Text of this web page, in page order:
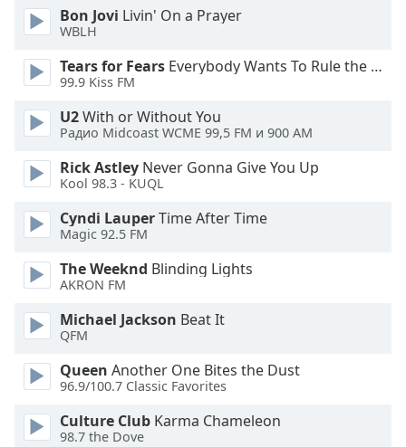
dialog
window.
cancel
and
close
window.
Text
Color
Opacity
Text
Color
Opacity
Bon Jovi Livin' On a Prayer
WBLH
Tears for Fears Everybody Wants To Rule the World
99.9 Kiss FM
U2With or Without You
Радио Midcoast WCME 99,5 FM и 900 AM
Rick Astley Never Gonna Give You Up
Kool 98.3 - KUQL
Cyndi LauperTime After Time
Magic 92.5 FM
The Weeknd Blinding Lights
AKRON FM
Michael Jackson Beat It
QFM
Queen Another One Bites the Dust
96.9/100.7 Classic Favorites
Culture Club Karma Chameleon
98.7 the Dove